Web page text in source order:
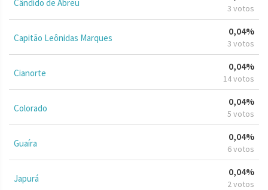
Cândido de Abreu 3 votos
Capitão Leônidas Marques
0,04%
3 votos
Cianorte
0,04%
14 votos
Colorado
0,04%
5 votos
Guaíra
0,04%
6 votos
Japurá
0,04%
2 votos